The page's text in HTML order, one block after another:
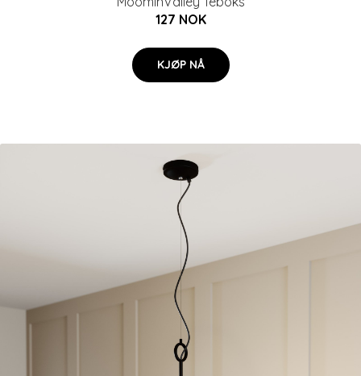
127 NOK
KJØP NÅ